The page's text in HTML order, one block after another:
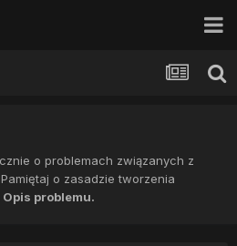
o problemach związanych z
o zasadzie tworzenia
problemu.